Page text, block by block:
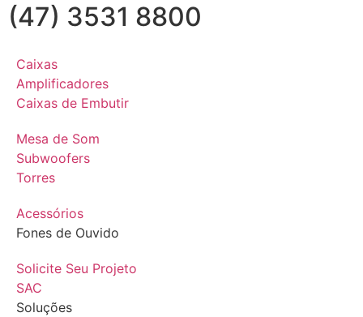
(47) 3531 8800
Caixas
Amplificadores
Caixas de Embutir
Mesa de Som
Subwoofers
Torres
Acessórios
Fones de Ouvido
Solicite Seu Projeto
SAC
Soluções